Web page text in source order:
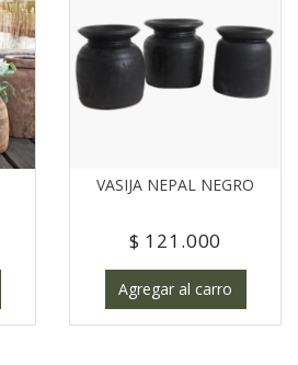
VASIJA NEPAL NEGRO
$ 121.000
Agregar al carro